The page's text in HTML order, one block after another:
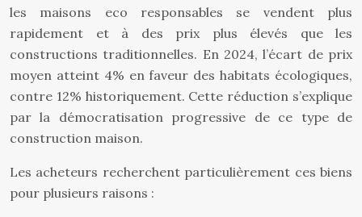
les maisons eco responsables se vendent plus
rapidement et à des prix plus élevés que les
constructions traditionnelles. En 2024, l’écart de prix
moyen atteint 4% en faveur des habitats écologiques,
contre 12% historiquement. Cette réduction s’explique
par la démocratisation progressive de ce type de
construction maison.
Les acheteurs recherchent particulièrement ces biens
pour plusieurs raisons :